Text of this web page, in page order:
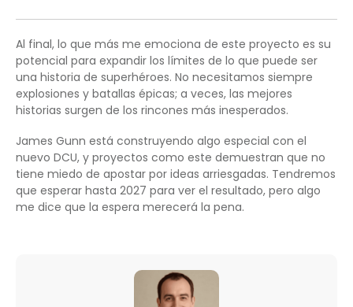
Al final, lo que más me emociona de este proyecto es su
potencial para expandir los límites de lo que puede ser
una historia de superhéroes. No necesitamos siempre
explosiones y batallas épicas; a veces, las mejores
historias surgen de los rincones más inesperados.
James Gunn está construyendo algo especial con el
nuevo DCU, y proyectos como este demuestran que no
tiene miedo de apostar por ideas arriesgadas. Tendremos
que esperar hasta 2027 para ver el resultado, pero algo
me dice que la espera merecerá la pena.